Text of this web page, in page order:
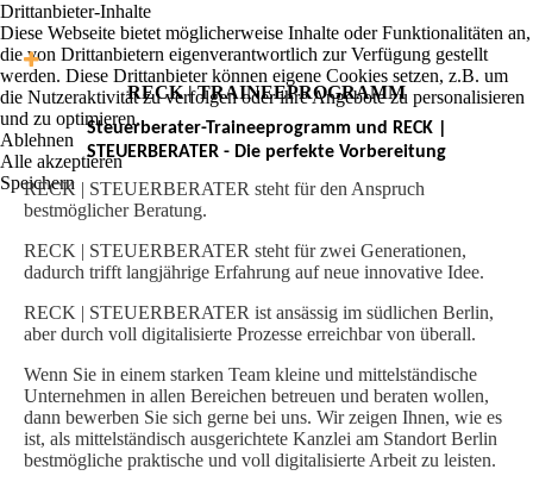
RECK | TRAINEEPROGRAMM
Steuerberater-Traineeprogramm und RECK |
STEUERBERATER - Die perfekte Vorbereitung
RECK | STEUERBERATER steht für den Anspruch
bestmöglicher Beratung.
RECK | STEUERBERATER steht für zwei Generationen,
dadurch trifft langjährige Erfahrung auf neue innovative Idee.
RECK | STEUERBERATER ist ansässig im südlichen Berlin,
aber durch voll digitalisierte Prozesse erreichbar von überall.
Wenn Sie in einem starken Team kleine und mittelständische
Unternehmen in allen Bereichen betreuen und beraten wollen,
dann bewerben Sie sich gerne bei uns. Wir zeigen Ihnen, wie es
ist, als mittelständisch ausgerichtete Kanzlei am Standort Berlin
bestmögliche praktische und voll digitalisierte Arbeit zu leisten.
Drittanbieter-Inhalte
Diese Webseite bietet möglicherweise Inhalte oder Funktionalitäten an,
die von Drittanbietern eigenverantwortlich zur Verfügung gestellt
werden. Diese Drittanbieter können eigene Cookies setzen, z.B. um
die Nutzeraktivität zu verfolgen oder ihre Angebote zu personalisieren
und zu optimieren.
Ablehnen
Alle akzeptieren
Speichern